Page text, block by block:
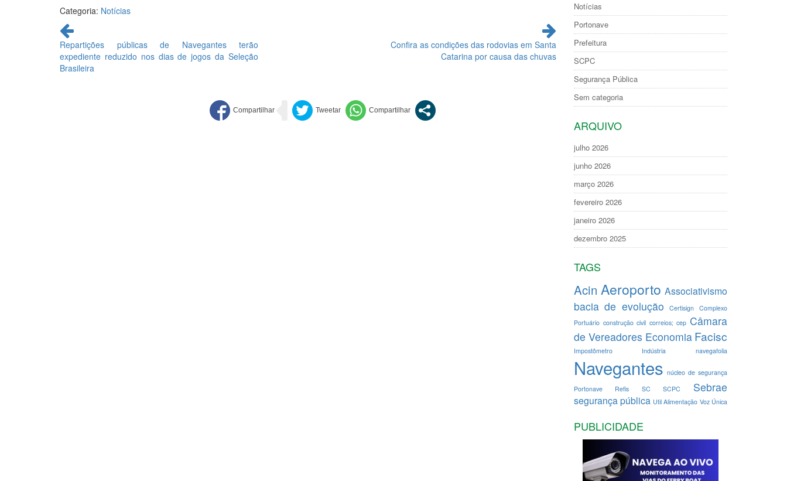
Categoria: Notícias
Continue
lendo
Repartições públicas de Navegantes terão
expediente reduzido nos dias de jogos da Seleção
Brasileira
Confira as condições das rodovias em Santa
Catarina por causa das chuvas
Notícias
Portonave
Prefeitura
SCPC
Segurança Pública
Sem categoria
ARQUIVO
julho 2026
junho 2026
março 2026
fevereiro 2026
janeiro 2026
dezembro 2025
TAGS
Acin Aeroporto Associativismo
bacia de evolução Certisign Complexo
Portuário construção civil correios; cep Câmara
de Vereadores Economia Facisc
Impostômetro Indústria navegafolia
Navegantes núcleo de segurança
Portonave
Refis SC SCPC Sebrae
segurança pública Util Alimentação Voz Única
PUBLICIDADE